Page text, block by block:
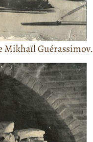
Mikhaïl Guérassimov.